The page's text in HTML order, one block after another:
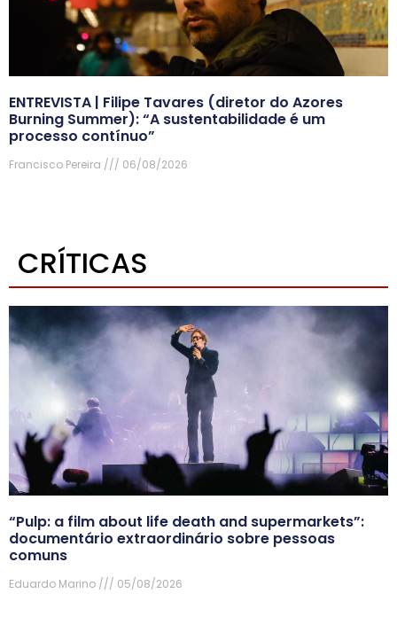
ENTREVISTA | Filipe Tavares (diretor do Azores
Burning Summer): “A sustentabilidade é um
processo contínuo”
Francisco Pereira 06/08/2026
CRÍTICAS
“Pulp: a film about life death and supermarkets”:
documentário extraordinário sobre pessoas
comuns
Eduardo Marino 05/08/2026